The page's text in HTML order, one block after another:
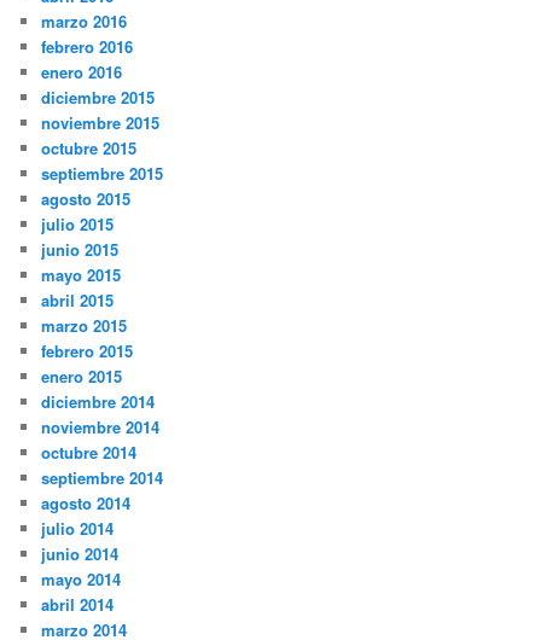
marzo 2016
febrero 2016
enero 2016
diciembre 2015
noviembre 2015
octubre 2015
septiembre 2015
agosto 2015
julio 2015
junio 2015
mayo 2015
abril 2015
marzo 2015
febrero 2015
enero 2015
diciembre 2014
noviembre 2014
octubre 2014
septiembre 2014
agosto 2014
julio 2014
junio 2014
mayo 2014
abril 2014
marzo 2014